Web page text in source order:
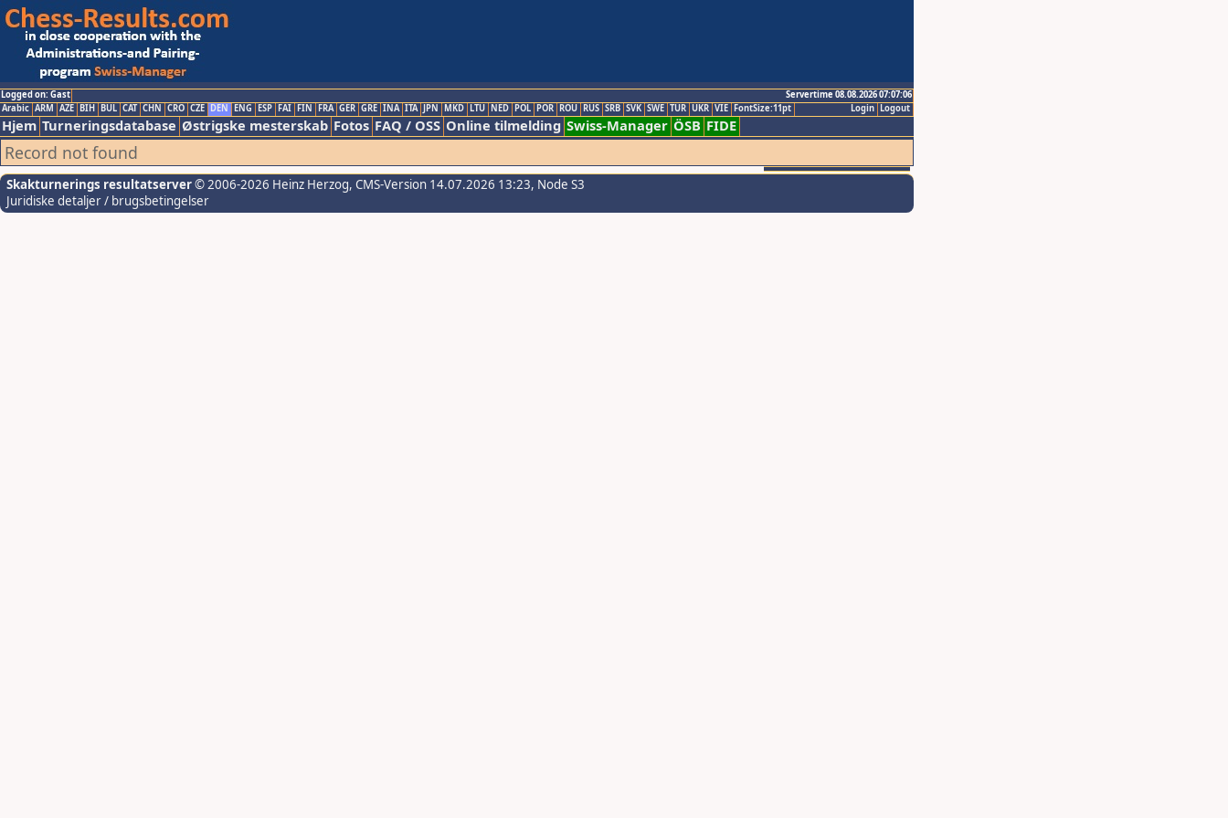
Logged on: Gast
Servertime 08.08.2026 07:07:06
Logout
Login
Arabic ARM AZE BIH BUL CAT CHN CRO CZE DEN ENG ESP FAI FIN FRA GER GRE INA ITA JPN MKD LTU NED POL POR ROU RUS SRB SVK SWE TUR UKR VIE FontSize:11pt
Hjem Turneringsdatabase Østrigske mesterskab Fotos FAQ / OSS Online tilmelding Swiss-Manager ÖSB FIDE
Record not found
Skakturnerings resultatserver© 2006-2026 Heinz Herzog, CMS-Version 14.07.2026 13:23, Node S3
Juridiske detaljer / brugsbetingelser